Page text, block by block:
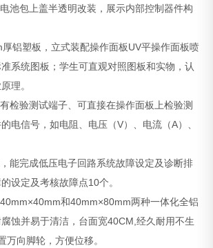
池包上盖半透明改装，展示内部控制器件构
铝塑板，立式装配操作面板UV平操作面板喷
系统图板；学生可直观对照图板和实物，认
理。
检验测试端子、可直接在操作面板上检验测
电信号，如电阻、电压（V）、电流（A）、
能完成低压电子回路系统故障设定及诊断排
设定及考核故障点10个。
和40mm×80mm两种一体化全铝
蚀并易于清洁，台面宽40CM,经久耐用不生
万向脚轮，方便位移。